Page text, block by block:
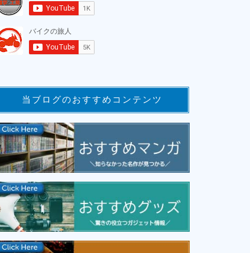
当ブログのおすすめコンテンツ